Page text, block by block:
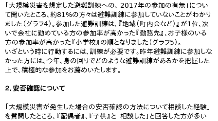
「大規模災害を想定した避難訓練への、 2017年の参加の有無」につい
て聞いたところ、約81%の方々は避難訓練に参加していないことがわかり
ました（グラフ4）。参加した避難訓練は、『地域（町内会など）』が1位、次
いで会社に勤めている方の参加率が高かった『勤務先』、お子様のいる
方の参加率が高かった『小学校』の順となりました（グラフ5）。
いざという時に行動するには、訓練が必要です。昨年避難訓練に参加しな
かった方には、今年、身の回りでどのような避難訓練があるかを把握した
上で、積極的な参加をお薦めいたします。
２．安否確認について
「大規模災害が発生した場合の安否確認の方法について相談した経験」
を質問したところ、『配偶者』、『子供』と「相談した」と回答した方が多い